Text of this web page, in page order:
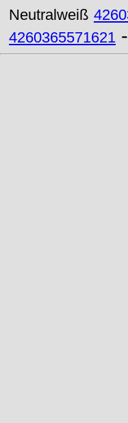
Neutralweiß
4260365571621 -